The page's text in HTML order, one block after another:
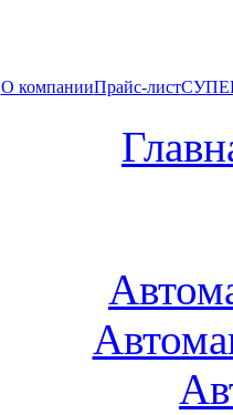
О компанииПрайс-лист